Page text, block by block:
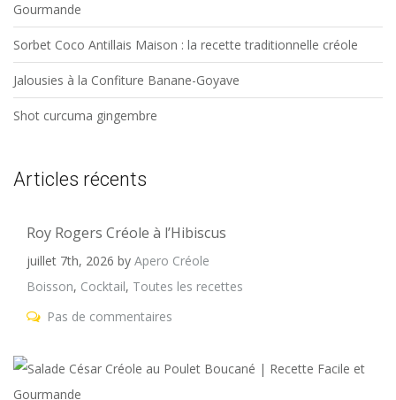
Gourmande
Sorbet Coco Antillais Maison : la recette traditionnelle créole
Jalousies à la Confiture Banane-Goyave
Shot curcuma gingembre
Articles récents
Roy Rogers Créole à l’Hibiscus
juillet 7th, 2026 by Apero Créole
Boisson, Cocktail, Toutes les recettes
Pas de commentaires